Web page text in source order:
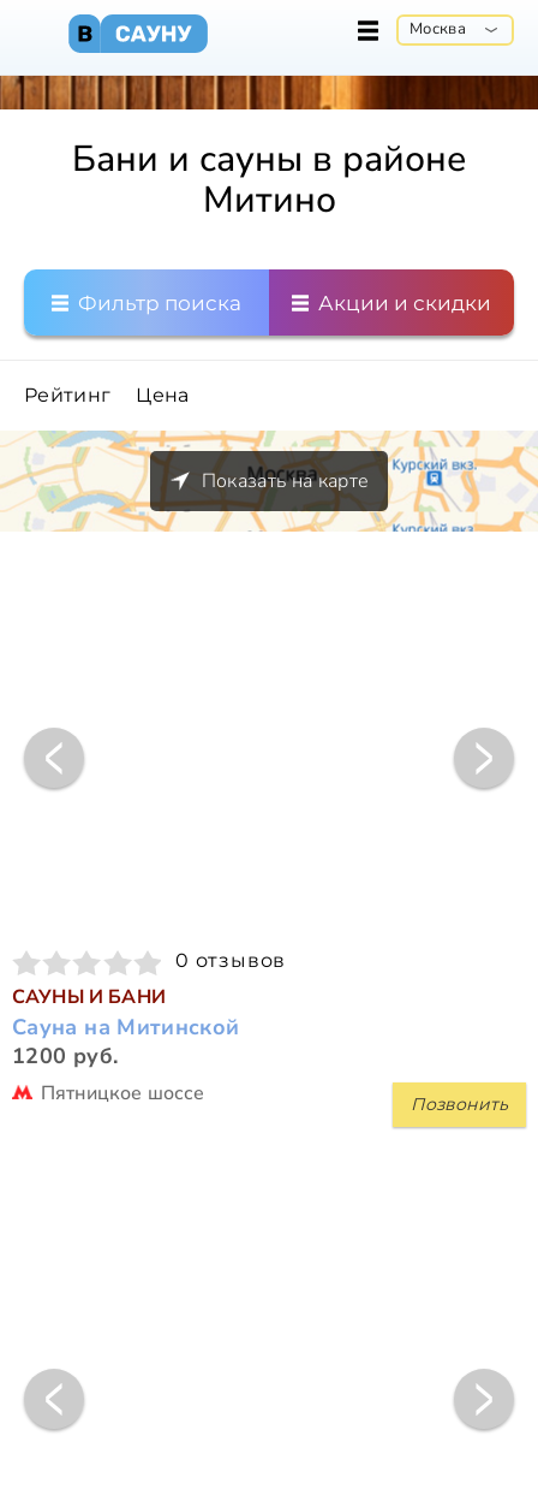
Москва
Бани и сауны в районе
Митино
Фильтр поиска Акции и скидки
Рейтинг Цена
Показать на карте
0 отзывов
САУНЫ И БАНИ
Сауна на Митинской
1200 руб.
Позвонить
Пятницкое шоссе